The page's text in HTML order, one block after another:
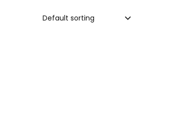
Default sorting